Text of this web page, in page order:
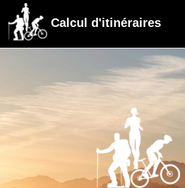
Calcul d'itinéraires